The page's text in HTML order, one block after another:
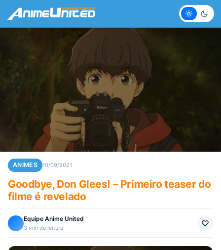
Claro
ANIMES 10/09/2021
Goodbye, Don Glees! – Primeiro teaser do
filme é revelado
Equipe Anime United
3 min de leitura